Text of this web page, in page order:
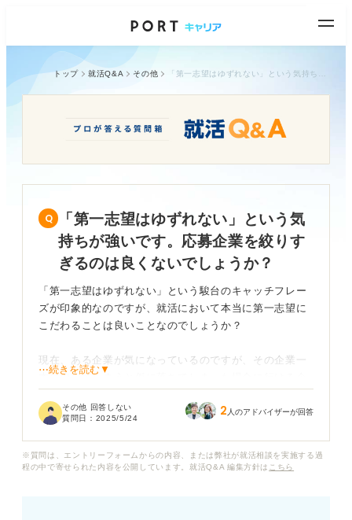
トップ 就活Q&A その他
「第一志望はゆずれない」という気
持ちが強いです。応募企業を絞りす
ぎるのは良くないでしょうか？
「第一志望はゆずれない」という駿台のキャッチフレー
ズが印象的なのですが、就活において本当に第一志望に
こだわることは良いことなのでしょうか？
現在、ある企業が気になっているのですが、その企業一
本に絞ってしまうと仮に落ちてしまった場合に行ける企
とのメリット・デメリットは何でしょうか？
⋯続きを読む▼
その他 回答しない
質問日： 2025/5/24 2 人のアドバイザーが回答
※質問は、エントリーフォームからの内容、または弊社が就活相談を実施する過
程の中で寄せられた内容を公開しています。就活Q&A 編集方針は こちら